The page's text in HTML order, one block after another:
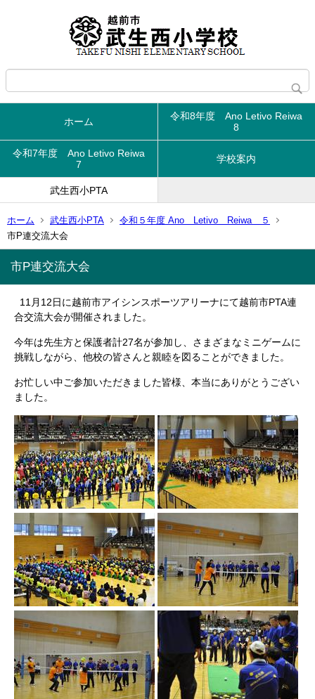
ホーム
令和8年度 Ano Letivo Reiwa
8
令和7年度 Ano Letivo Reiwa
7
学校案内
武生西小PTA
ホーム 武生西小PTA
令和５年度 Ano Letivo Reiwa ５
市P連交流大会
市P連交流大会
11月12日に越前市アイシンスポーツアリーナにて越前市PTA連
合交流大会が開催されました。
今年は先生方と保護者計27名が参加し、さまざまなミニゲームに
挑戦しながら、他校の皆さんと親睦を図ることができました。
お忙しい中ご参加いただきました皆様、本当にありがとうござい
ました。